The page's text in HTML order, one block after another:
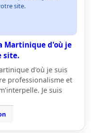
site.
Martinique d'où je
site.
d'où je suis
professionalisme et
Je suis